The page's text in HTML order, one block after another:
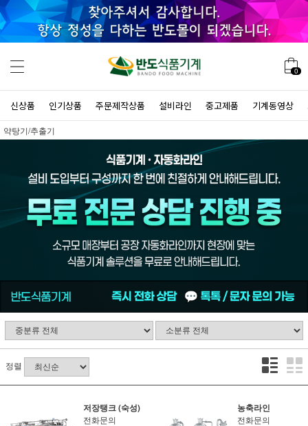
0
신상품 인기상품 주문제작상품 설비라인 중고제품 기계동영상
약탕기/추출기
정렬
저장탱크 (숙성)
전화문의
농축라인
전화문의